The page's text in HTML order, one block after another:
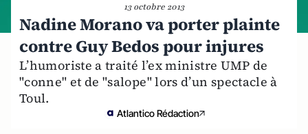
13 octobre 2013
Nadine Morano va porter plainte
contre Guy Bedos pour injures
L’humoriste a traité l’ex ministre UMP de
"conne" et de "salope" lors d’un spectacle à
Toul.
Atlantico Rédaction